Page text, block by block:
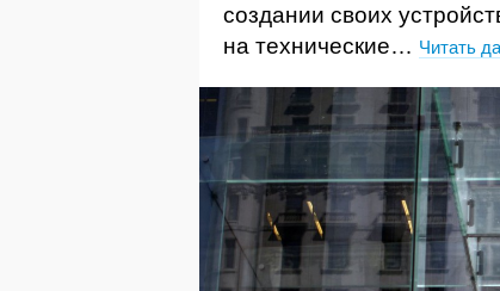
создании своих
на технические… Читать